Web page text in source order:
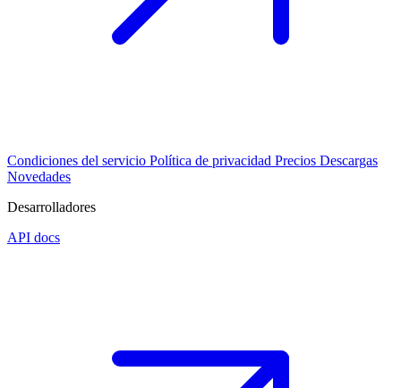
Condiciones del servicio Política de privacidad Precios Descargas
Novedades
Desarrolladores
API docs